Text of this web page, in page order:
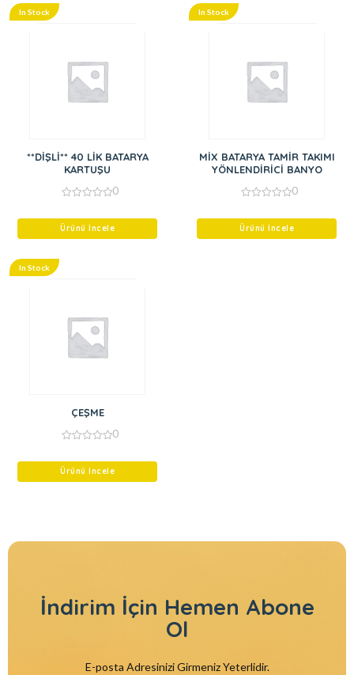
In Stock
**DİŞLİ** 40 LİK BATARYA
KARTUŞU
of
0
Ürünü İncele
In Stock
MİX BATARYA TAMİR TAKIMI
YÖNLENDİRİCİ BANYO
of
0
Ürünü İncele
In Stock
ÇEŞME
of
0
Ürünü İncele
İndirim İçin Hemen Abone
Ol
E-posta Adresinizi Girmeniz Yeterlidir.